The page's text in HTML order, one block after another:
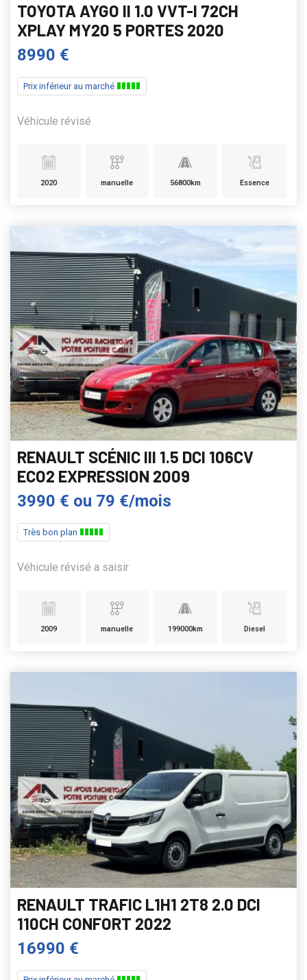
TOYOTA AYGO II 1.0 VVT-I 72CH
XPLAY MY20 5 PORTES 2020
8990 €
Prix inférieur au marché
Véhicule révisé
2020 manuelle 56800km Essence
RENAULT SCÉNIC III 1.5 DCI 106CV
ECO2 EXPRESSION 2009
3990 € ou 79 €/mois
Très bon plan
Véhicule révisé a saisir
2009 manuelle 199000km Diesel
RENAULT TRAFIC L1H1 2T8 2.0 DCI
110CH CONFORT 2022
16990 €